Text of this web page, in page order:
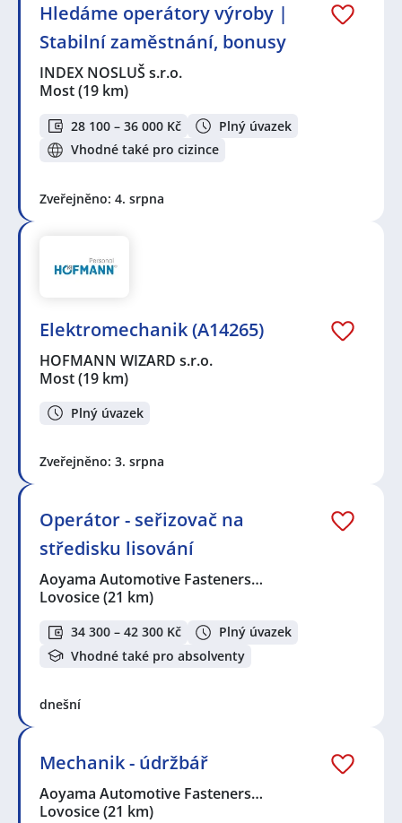
Hledáme operátory výroby |
Stabilní zaměstnání, bonusy
INDEX NOSLUŠ s.r.o.
Most(19 km)
28 100 – 36 000 Kč
Plný úvazek
Vhodné také pro cizince
Zveřejněno: 4. srpna
Elektromechanik (A14265)
HOFMANN WIZARD s.r.o.
Most(19 km)
Plný úvazek
Zveřejněno: 3. srpna
Operátor - seřizovač na
středisku lisování
Aoyama Automotive Fasteners…
Lovosice(21 km)
34 300 – 42 300 Kč
Plný úvazek
Vhodné také pro absolventy
dnešní
Mechanik - údržbář
Aoyama Automotive Fasteners…
Lovosice(21 km)